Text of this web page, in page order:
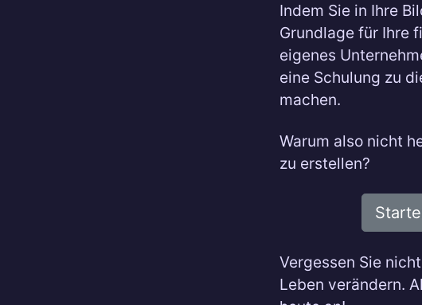
Indem Sie in Ihre
Grundlage für Ihre
eigenes
eine Schulung zu
machen.
Warum also nicht
zu erstellen?
Vergessen Sie
Leben verändern.